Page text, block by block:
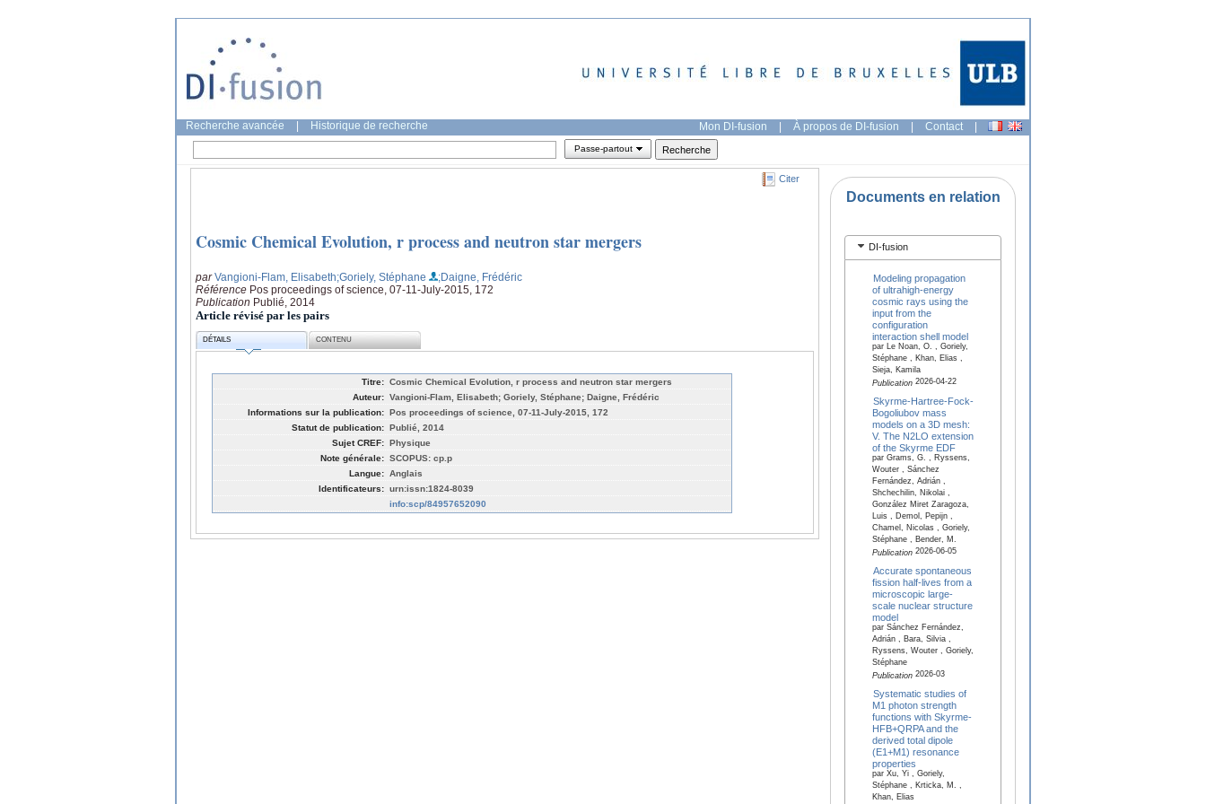
Recherche avancée Historique de recherche Mon DI-fusion | À propos de DI-fusion | Contact |
Passe-partout
Citer
Cosmic Chemical Evolution, r process and neutron star mergers
parVangioni-Flam, Elisabeth;Goriely, Stéphane
;Daigne, Frédéric
Référence Pos proceedings of science, 07-11-July-2015, 172
Publication Publié, 2014
Article révisé par les pairs
DÉTAILS CONTENU
Titre: Cosmic Chemical Evolution, r process and neutron star mergers
Auteur: Vangioni-Flam, Elisabeth; Goriely, Stéphane; Daigne, Frédéric
Informations sur la publication: Pos proceedings of science, 07-11-July-2015, 172
Statut de publication: Publié, 2014
Sujet CREF: Physique
Note générale: SCOPUS: cp.p
Langue: Anglais
Identificateurs: urn:issn:1824-8039
info:scp/84957652090
Documents en relation
DI-fusion
Modeling propagation
of ultrahigh-energy
cosmic rays using the
input from the
configuration
interaction shell model
par Le Noan, O. , Goriely,
Stéphane , Khan, Elias ,
Sieja, Kamila
Publication2026-04-22
Skyrme-Hartree-Fock-
Bogoliubov mass
models on a 3D mesh:
V. The N2LO extension
of the Skyrme EDF
par Grams, G. , Ryssens,
Wouter , Sánchez
Fernández, Adrián ,
Shchechilin, Nikolai ,
González Miret Zaragoza,
Luis , Demol, Pepijn ,
Chamel, Nicolas , Goriely,
Stéphane , Bender, M.
Publication2026-06-05
Accurate spontaneous
fission half-lives from a
microscopic large-
scale nuclear structure
model
par Sánchez Fernández,
Adrián , Bara, Silvia ,
Ryssens, Wouter , Goriely,
Stéphane
Publication2026-03
Systematic studies of
M1 photon strength
functions with Skyrme-
HFB+QRPA and the
derived total dipole
(E1+M1) resonance
properties
par Xu, Yi , Goriely,
Stéphane , Krticka, M. ,
Khan, Elias